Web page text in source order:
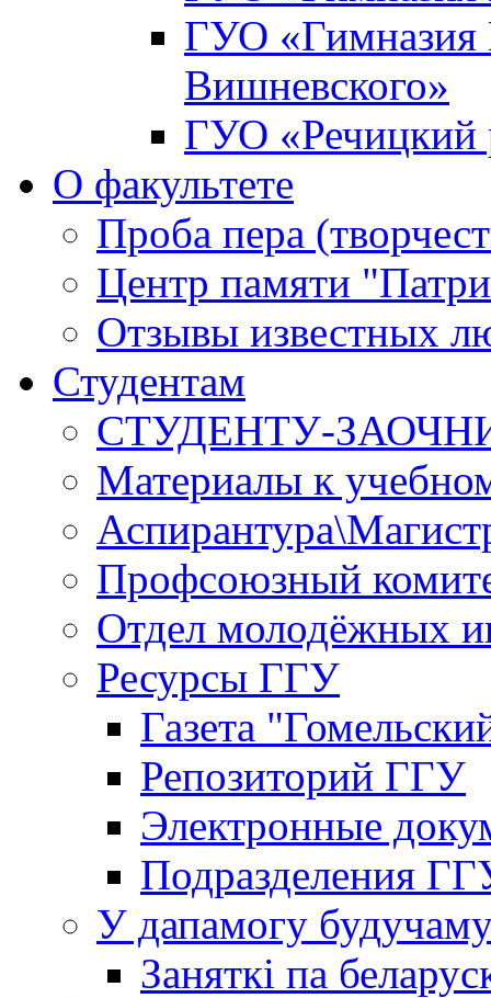
ГУО
Вишневского»
ГУО «Речицкий
О факультете
Проба пера
Центр памяти
Отзывы известных
Студентам
СТУДЕНТУ-
Материалы к
Профсоюзный
Отдел молодёжных
Ресурсы ГГУ
Газета
Репозиторий ГГУ
Электронные
Подразделения
У дапамогу
Заняткi па